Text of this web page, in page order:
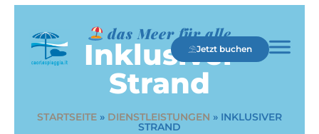
Jetzt buchen
das Meer für alle
Inklusiver
Strand
STARTSEITE » DIENSTLEISTUNGEN » INKLUSIVER
STRAND